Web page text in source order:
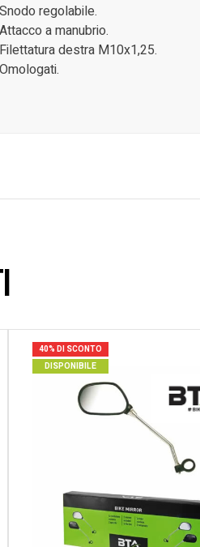
regolabile.
a manubrio.
destra M10x1,25.
40% DI SCONTO
DISPONIBILE